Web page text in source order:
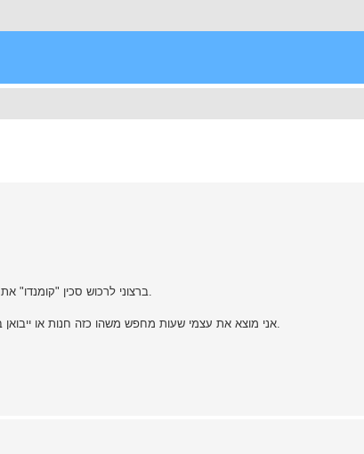
ברצוני לרכוש סכין "קומנדו" אתם יודעים עם מצפן בידית, ידית מתפרקת, להב רציני ארוך מושחם. משהו איכותי.
אני מוצא את עצמי שעות מחפש משהו כזה חנות או ייבואן בארץ. כי אני לא רוצה לקנות משהו שאני רואה אני רוצה לחוש את מה שאני קונה.